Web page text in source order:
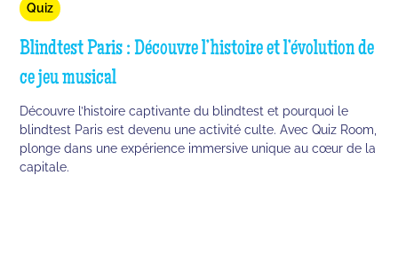
Quiz
Blindtest Paris : Découvre l’histoire et l’évolution de
ce jeu musical
Découvre l’histoire captivante du blindtest et pourquoi le
blindtest Paris est devenu une activité culte. Avec Quiz Room,
plonge dans une expérience immersive unique au cœur de la
capitale.